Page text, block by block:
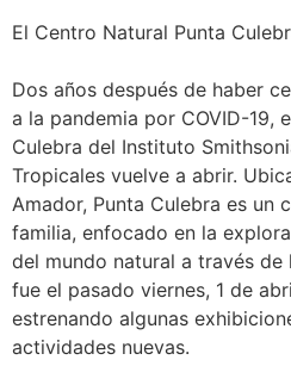
El Centro Natural Punta
Dos años después de haber
a la pandemia por COVID-19,
Culebra del Instituto
Tropicales vuelve a abrir.
Amador, Punta Culebra es un
familia, enfocado en la
del mundo natural a través de
fue el pasado viernes, 1 de
estrenando algunas
actividades nuevas.